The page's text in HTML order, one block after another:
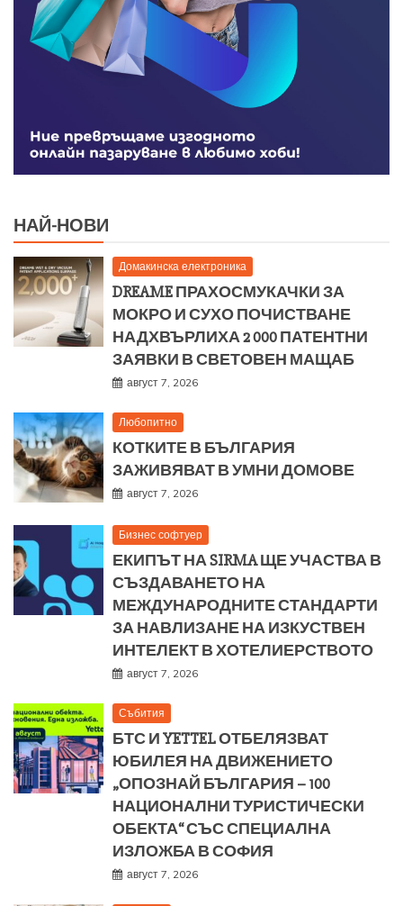
НАЙ-НОВИ
Домакинска електроника
DREAME ПРАХОСМУКАЧКИ ЗА
МОКРО И СУХО ПОЧИСТВАНЕ
НАДХВЪРЛИХА 2 000 ПАТЕНТНИ
ЗАЯВКИ В СВЕТОВЕН МАЩАБ
август 7, 2026
Любопитно
КОТКИТЕ В БЪЛГАРИЯ
ЗАЖИВЯВАТ В УМНИ ДОМОВЕ
август 7, 2026
Бизнес софтуер
ЕКИПЪТ НА SIRMA ЩЕ УЧАСТВА В
СЪЗДАВАНЕТО НА
МЕЖДУНАРОДНИТЕ СТАНДАРТИ
ЗА НАВЛИЗАНЕ НА ИЗКУСТВЕН
ИНТЕЛЕКТ В ХОТЕЛИЕРСТВОТО
август 7, 2026
Събития
БТС И YETTEL ОТБЕЛЯЗВАТ
ЮБИЛЕЯ НА ДВИЖЕНИЕТО
„ОПОЗНАЙ БЪЛГАРИЯ – 100
НАЦИОНАЛНИ ТУРИСТИЧЕСКИ
ОБЕКТА“ СЪС СПЕЦИАЛНА
ИЗЛОЖБА В СОФИЯ
август 7, 2026